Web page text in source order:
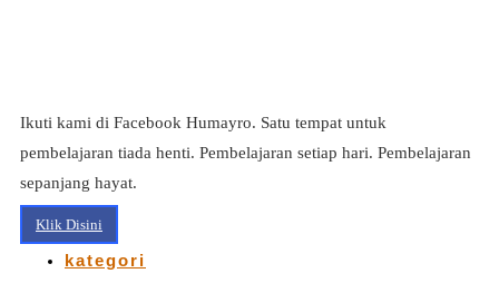
Ikuti kami di Facebook Humayro. Satu tempat untuk
pembelajaran tiada henti. Pembelajaran setiap hari. Pembelajaran
sepanjang hayat.
Klik Disini
kategori